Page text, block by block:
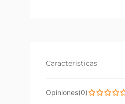
Características
Sonajero Llaves
(0)